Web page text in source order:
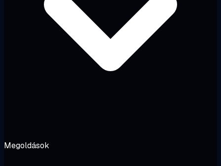
Megoldások